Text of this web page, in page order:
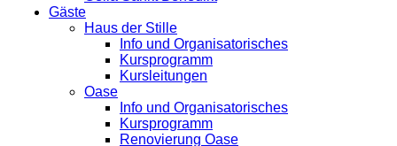
Gäste
Haus der Stille
Info und Organisatorisches
Kursprogramm
Kursleitungen
Oase
Info und Organisatorisches
Kursprogramm
Renovierung Oase